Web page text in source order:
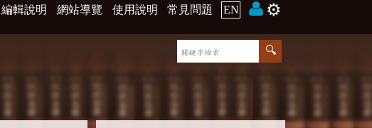
編輯說明 網站導覽 使用說明 常見問題 EN ⚙️